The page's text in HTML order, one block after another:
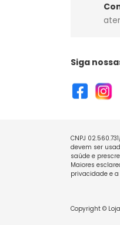
Siga
CNPJ
devem ser
saúde e
Maiores
privacidade e
Copyright ©